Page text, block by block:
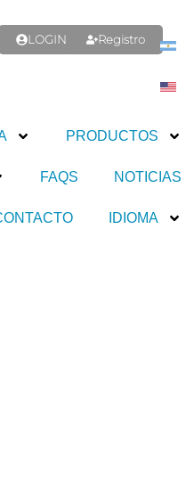
LOGIN Registro
PRODUCTOS
FAQS NOTICIAS
IDIOMA